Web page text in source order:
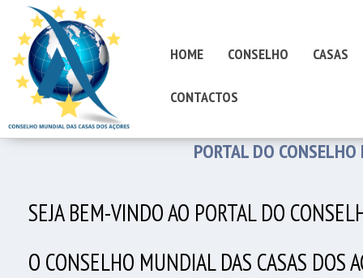
HOME CONSELHO CASAS
CONTACTOS
PORTAL DO
SEJA BEM-VINDO AO PORTAL DO
O CONSELHO MUNDIAL DAS CASAS DOS